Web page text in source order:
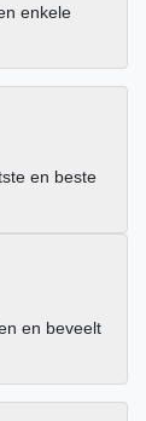
enkele
en beste
en beveelt